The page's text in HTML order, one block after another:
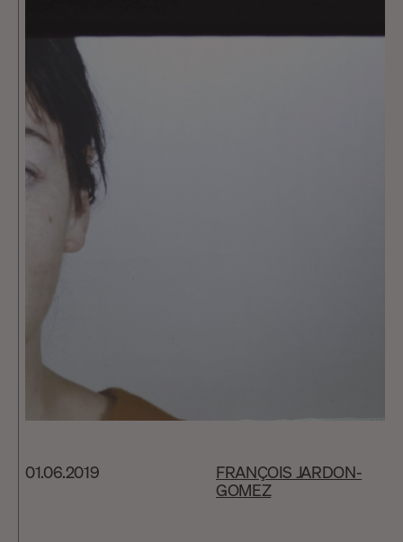
01.06.2019
FRANÇOIS JARDON-
GOMEZ